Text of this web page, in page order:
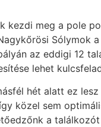
kezdi meg a pole
Sólymok
az eddigi 12
lehet
hét alatt ez
közel sem
a